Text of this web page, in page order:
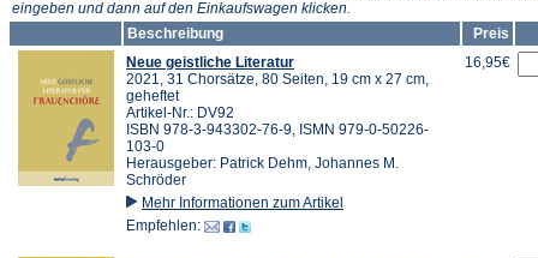
eingeben und dann auf den Einkaufswagen klicken.
Beschreibung
Preis
Neue geistliche Literatur
2021, 31 Chorsätze, 80 Seiten, 19 cm x 27 cm,
geheftet
Artikel-Nr.: DV92
ISBN 978-3-943302-76-9, ISMN 979-0-50226-
103-0
Herausgeber: Patrick Dehm, Johannes M.
Schröder
Mehr Informationen zum Artikel
Empfehlen:
16,95€